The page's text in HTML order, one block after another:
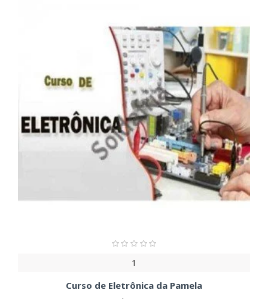
1
Curso de Eletrônica da Pamela